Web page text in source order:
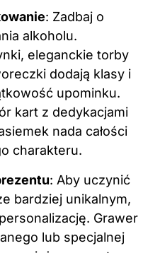
: Zadbaj o
alkoholu.
eleganckie torby
dodają klasy i
upominku.
kart z dedykacjami
nada całości
charakteru.
: Aby uczynić
bardziej unikalnym,
Grawer
lub specjalnej